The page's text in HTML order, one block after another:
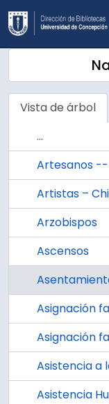
Skip to main content
Vista de árbol
...
Artesanos
Artistas –
Arzobispos
Ascensos
Asignación
Asignación
Asistencia a
Asistencia